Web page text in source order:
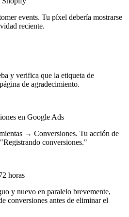
events. Tu píxel debería mostrarse
reciente.
y verifica que la etiqueta de
de agradecimiento.
en Google Ads
→ Conversiones. Tu acción de
conversiones."
horas
y nuevo en paralelo brevemente,
conversiones antes de eliminar el